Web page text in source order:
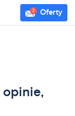
Oferty
opinie,